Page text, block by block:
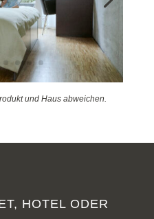
und Haus abweichen.
HOTEL ODER